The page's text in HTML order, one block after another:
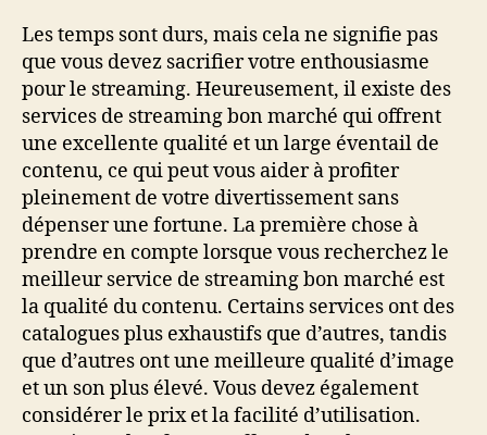
Les temps sont durs, mais cela ne signifie pas
que vous devez sacrifier votre enthousiasme
pour le streaming. Heureusement, il existe des
services de streaming bon marché qui offrent
une excellente qualité et un large éventail de
contenu, ce qui peut vous aider à profiter
pleinement de votre divertissement sans
dépenser une fortune. La première chose à
prendre en compte lorsque vous recherchez le
meilleur service de streaming bon marché est
la qualité du contenu. Certains services ont des
catalogues plus exhaustifs que d’autres, tandis
que d’autres ont une meilleure qualité d’image
et un son plus élevé. Vous devez également
considérer le prix et la facilité d’utilisation.